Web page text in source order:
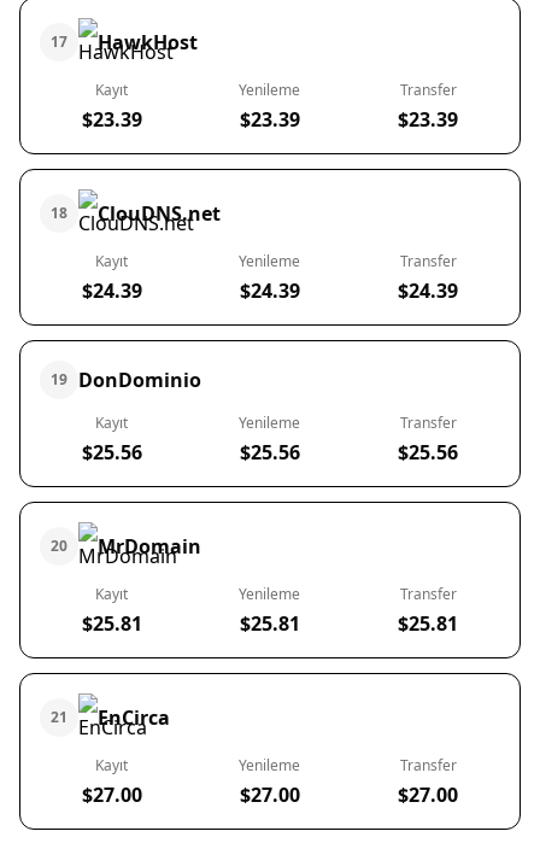
17 HawkHost
Kayıt
$23.39
Yenileme
$23.39
Transfer
$23.39
18 ClouDNS.net
Kayıt
$24.39
Yenileme
$24.39
Transfer
$24.39
19 DonDominio
Kayıt
$25.56
Yenileme
$25.56
Transfer
$25.56
20 MrDomain
Kayıt
$25.81
Yenileme
$25.81
Transfer
$25.81
21 EnCirca
Kayıt
$27.00
Yenileme
$27.00
Transfer
$27.00